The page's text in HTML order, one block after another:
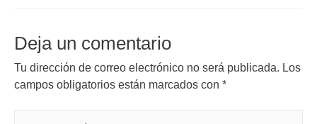
Deja un comentario
Tu dirección de correo electrónico no será publicada. Los
campos obligatorios están marcados con *